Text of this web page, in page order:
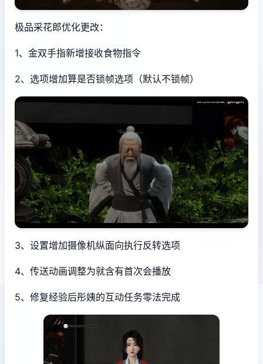
极品采花郎优化更改：
1、金双手指新增接收食物指令
2、选项增加算是否锁帧选项（默认不锁帧）
3、设置增加摄像机纵面向执行反转选项
4、传送动画调整为就含有首次会播放
5、修复经验后彤姨的互动任务零法完成